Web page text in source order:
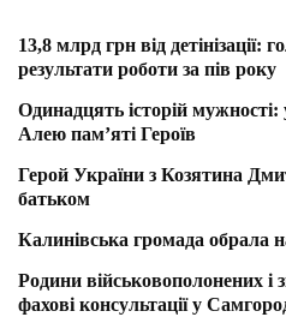
13,8 млрд грн від детінізації:
результати роботи за пів року
Одинадцять історій
Алею пам’яті Героїв
Герой України з Козятина
батьком
Калинівська громада обрала
Родини військовополонених і
фахові консультації у